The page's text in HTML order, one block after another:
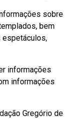
sobre
bem
informações
informações
Gregório de